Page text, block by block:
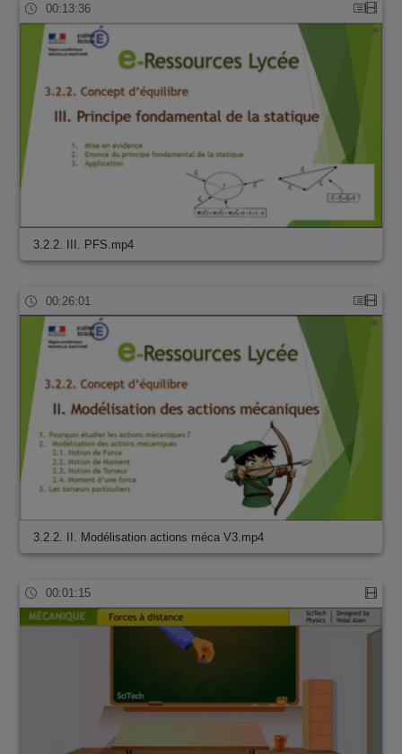
00:13:36
3.2.2. III. PFS.mp4
00:26:01
3.2.2. II. Modélisation actions méca V3.mp4
00:01:15